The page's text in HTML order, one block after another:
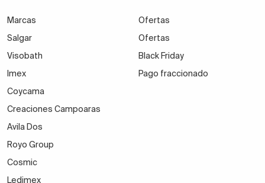
Marcas
Salgar
Visobath
Imex
Coycama
Creaciones Campoaras
Avila Dos
Royo Group
Cosmic
Ledimex
Ofertas
Ofertas
Black Friday
Pago fraccionado